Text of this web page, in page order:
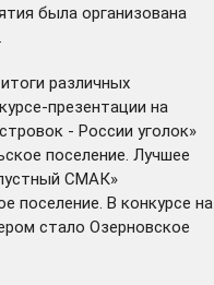
была организована
различных
презентации на
- России уголок»
поселение. Лучшее
СМАК»
поселение. В конкурсе на
стало Озерновское